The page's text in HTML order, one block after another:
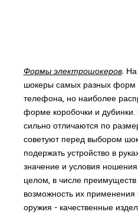
Формы электрошокеров.
шокеры самых разных форм
телефона, но наиболее
форме коробочки и
сильно отличаются по
советуют перед выбором
подержать устройство в
значение и условия
целом, в числе
возможность их применения
оружия - качественные